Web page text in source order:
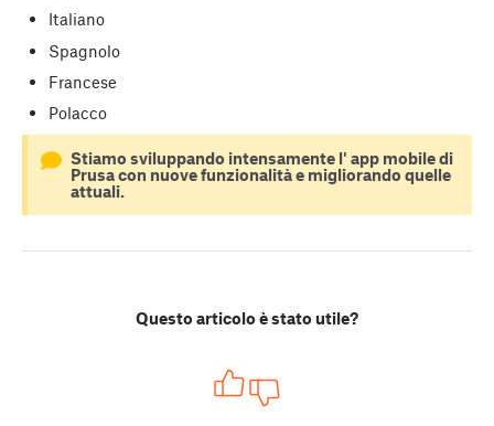
Italiano
Spagnolo
Francese
Polacco
Stiamo sviluppando intensamente l' app mobile di
Prusa con nuove funzionalità e migliorando quelle
attuali.
Questo articolo è stato utile?